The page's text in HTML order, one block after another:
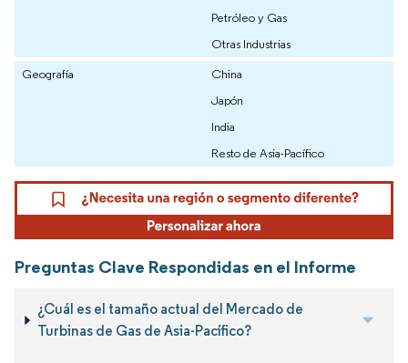
Petróleo y Gas
Otras Industrias
Geografía
China
Japón
India
Resto de Asia-Pacífico
Preguntas Clave Respondidas en el Informe
¿Cuál es el tamaño actual del Mercado de
Turbinas de Gas de Asia-Pacífico?